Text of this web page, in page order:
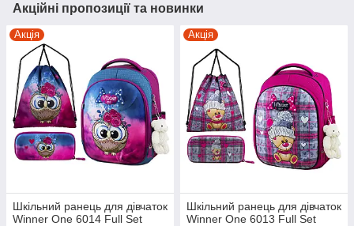
Акційні пропозиції та новинки
Акція
Шкільний ранець для дівчаток
Winner One 6014 Full Set
Акція
Шкільний ранець для дівчаток
Winner One 6013 Full Set